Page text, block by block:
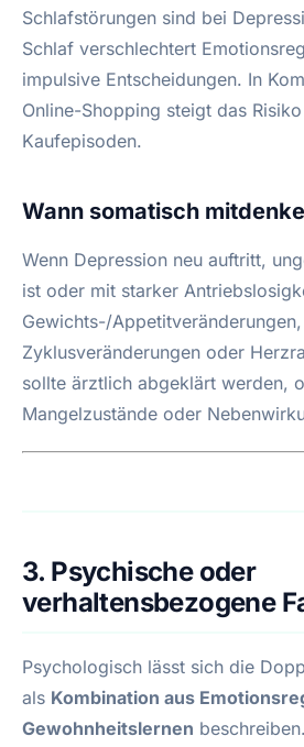
Schlafstörungen sind bei
Schlaf verschlechtert
impulsive Entscheidungen. In
Online-Shopping steigt das
Kaufepisoden.
Wann somatisch
Wenn Depression neu auftritt,
ist oder mit starker
Gewichts-/Appetitveränderungen,
Zyklusveränderungen oder
sollte ärztlich abgeklärt werden,
Mangelzustände oder
3. Psychische oder
verhaltensbezogene
Psychologisch lässt sich die
als Kombination aus
Gewohnheitslernen beschreiben.